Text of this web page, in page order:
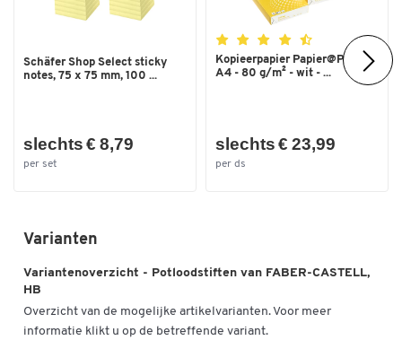
Schäfer Shop Select sticky
notes, 75 x 75 mm, 100 ...
slechts € 8,79
per set
Kopieerpapier Papier@Print -
A4 - 80 g/m² - wit - ...
slechts € 23,99
per ds
Varianten
Variantenoverzicht - Potloodstiften van FABER-CASTELL,
HB
Overzicht van de mogelijke artikelvarianten. Voor meer
informatie klikt u op de betreffende variant.